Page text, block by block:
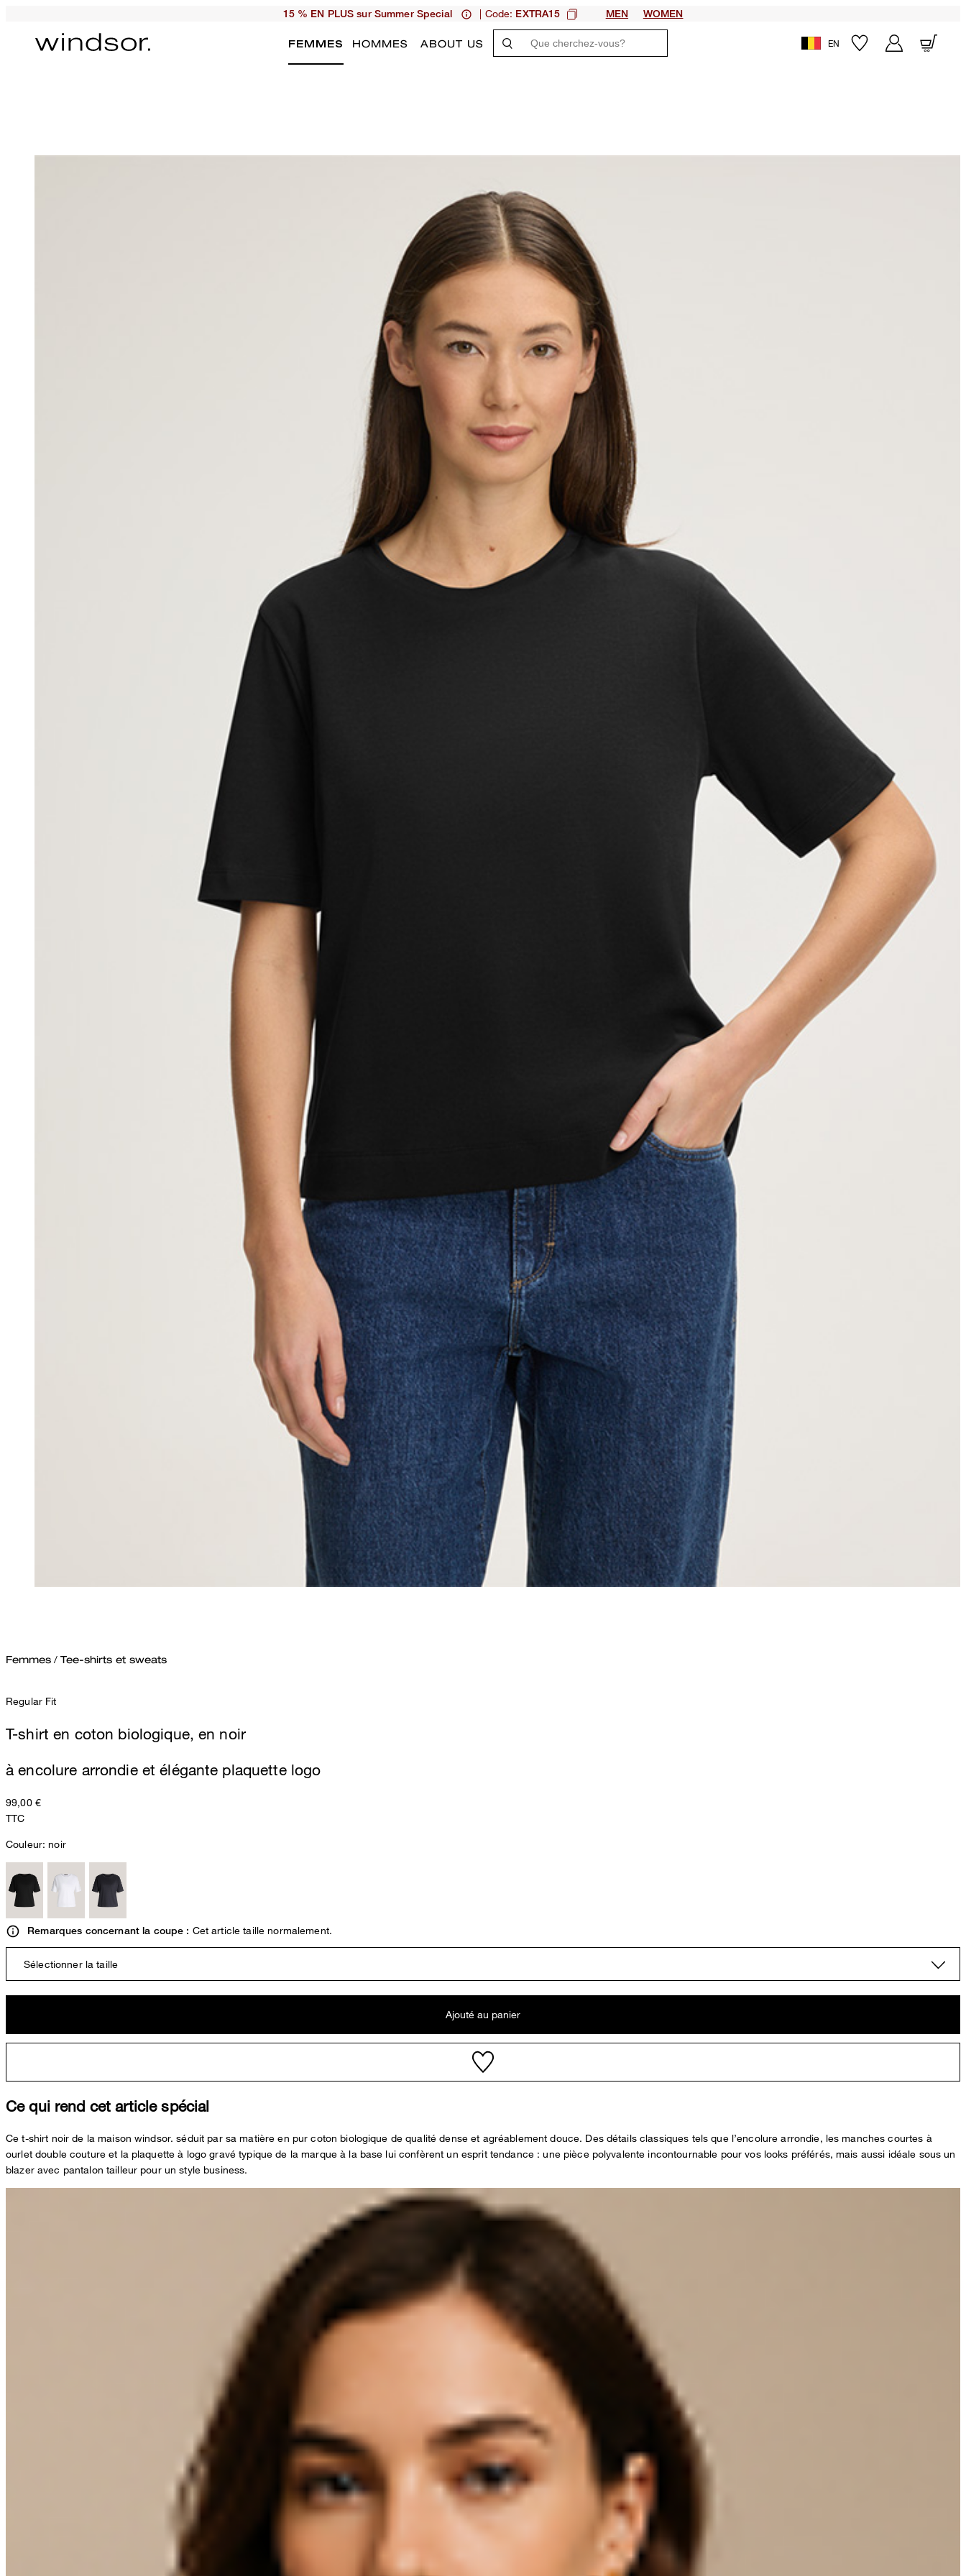
15 % EN PLUS sur Summer Special | Code: EXTRA15 MEN WOMEN
FEMMES HOMMES ABOUT US EN
Femmes / Tee-shirts et sweats
Regular Fit
T-shirt en coton biologique, en noir
à encolure arrondie et élégante plaquette logo
99,00 €
TTC
Couleur:noir
Remarques concernant la coupe : Cet article taille normalement.
Sélectionner la taille
Ajouté au panier
Ce qui rend cet article spécial
Ce t-shirt noir de la maison windsor. séduit par sa matière en pur coton biologique de qualité dense et agréablement douce. Des détails classiques tels que l’encolure arrondie, les manches courtes à
ourlet double couture et la plaquette à logo gravé typique de la marque à la base lui confèrent un esprit tendance : une pièce polyvalente incontournable pour vos looks préférés, mais aussi idéale sous un
blazer avec pantalon tailleur pour un style business.